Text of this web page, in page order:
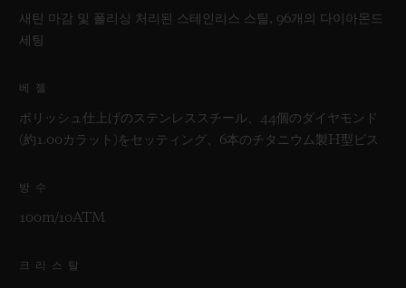
새틴 마감 및 폴리싱 처리된 스테인리스 스틸, 96개의 다이아몬드
세팅
베젤
ポリッシュ仕上げのステンレススチール、44個のダイヤモンド
(約1.00カラット)をセッティング、6本のチタニウム製H型ビス
방수
100m/10ATM
크리스탈